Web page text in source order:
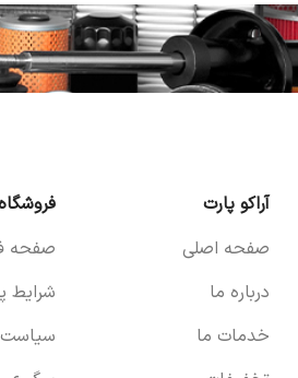
آراکو پارت
صفحه اصلی
درباره ما
خدمات ما
صفحه
شرایط
سیاست